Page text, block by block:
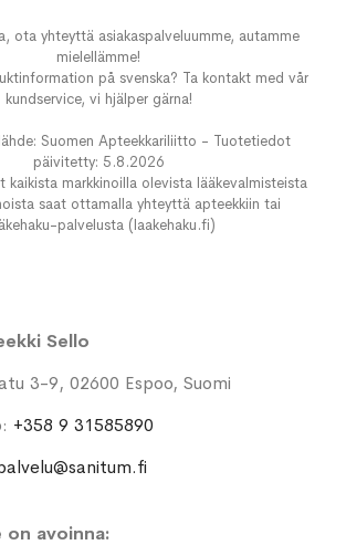
ota yhteyttä asiakaspalveluumme, autamme
mielellämme!
på svenska? Ta kontakt med vår
kundservice, vi hjälper gärna!
Suomen Apteekkariliitto - Tuotetiedot
päivitetty: 5.8.2026
kaikista markkinoilla olevista lääkevalmisteista
saat ottamalla yhteyttä apteekkiin tai
palvelusta (laakehaku.fi)
Sello
3-9, 02600 Espoo, Suomi
+358 9 31585890
on avoinna: